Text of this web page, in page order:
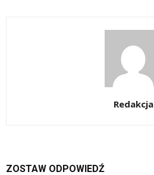
Redakcja
ZOSTAW ODPOWIEDŹ